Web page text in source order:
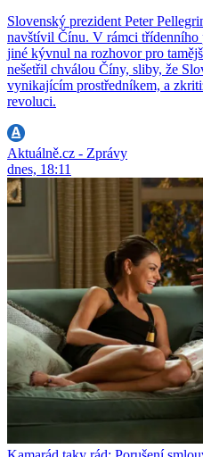
Slovenský prezident Peter
navštívil Čínu. V rámci
jiné kývnul na rozhovor pro
nešetřil chválou Číny, sliby, že
vynikajícím prostředníkem, a
revoluci.
Aktuálně.cz - Zprávy
dnes, 18:11